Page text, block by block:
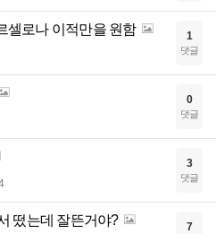
셀로나 이적만을 원함 1
댓글
0
댓글
3
댓글
떴는데 잘뜬거야? 7